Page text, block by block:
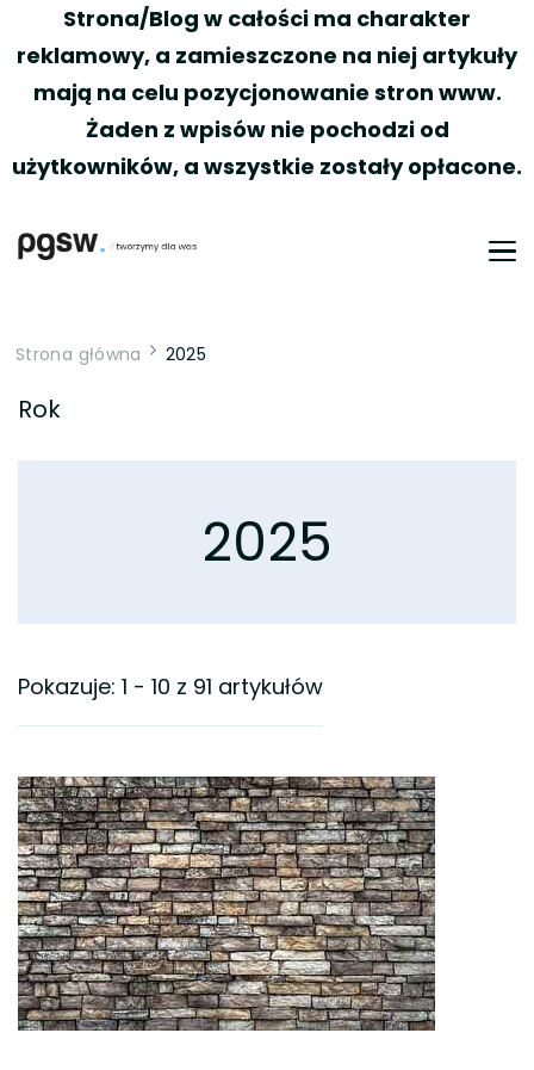
Strona/Blog w całości ma charakter
reklamowy, a zamieszczone na niej artykuły
mają na celu pozycjonowanie stron www.
Żaden z wpisów nie pochodzi od
użytkowników, a wszystkie zostały opłacone.
Strona główna 2025
Rok
2025
Pokazuje: 1 - 10 z 91 artykułów